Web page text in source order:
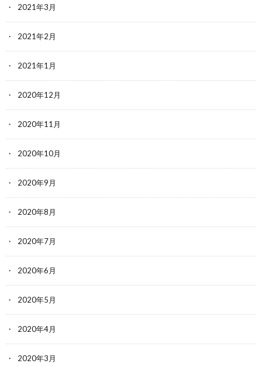
2021年3月
2021年2月
2021年1月
2020年12月
2020年11月
2020年10月
2020年9月
2020年8月
2020年7月
2020年6月
2020年5月
2020年4月
2020年3月